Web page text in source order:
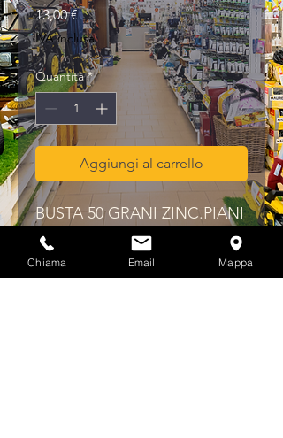
13,00 €Prezzo
IVA inclusa
Quantità *
Aggiungi al carrello
BUSTA 50 GRANI ZINC.PIANI
UNI5923 MM.10X16
Chiama Email Mappa